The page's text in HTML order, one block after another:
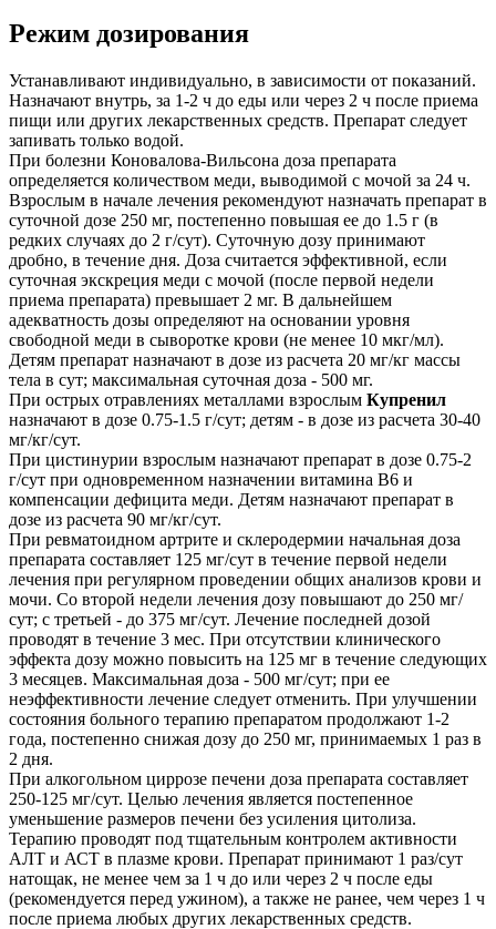
Режим дозирования
Устанавливают индивидуально, в зависимости от показаний.
Назначают внутрь, за 1-2 ч до еды или через 2 ч после приема
пищи или других лекарственных средств. Препарат следует
запивать только водой.
При болезни Коновалова-Вильсона доза препарата
определяется количеством меди, выводимой с мочой за 24 ч.
Взрослым в начале лечения рекомендуют назначать препарат в
суточной дозе 250 мг, постепенно повышая ее до 1.5 г (в
редких случаях до 2 г/сут). Суточную дозу принимают
дробно, в течение дня. Доза считается эффективной, если
суточная экскреция меди с мочой (после первой недели
приема препарата) превышает 2 мг. В дальнейшем
адекватность дозы определяют на основании уровня
свободной меди в сыворотке крови (не менее 10 мкг/мл).
Детям препарат назначают в дозе из расчета 20 мг/кг массы
тела в сут; максимальная суточная доза - 500 мг.
При острых отравлениях металлами взрослым Купренил
назначают в дозе 0.75-1.5 г/сут; детям - в дозе из расчета 30-40
мг/кг/сут.
При цистинурии взрослым назначают препарат в дозе 0.75-2
г/сут при одновременном назначении витамина B6 и
компенсации дефицита меди. Детям назначают препарат в
дозе из расчета 90 мг/кг/сут.
При ревматоидном артрите и склеродермии начальная доза
препарата составляет 125 мг/сут в течение первой недели
лечения при регулярном проведении общих анализов крови и
мочи. Со второй недели лечения дозу повышают до 250 мг/
сут; с третьей - до 375 мг/сут. Лечение последней дозой
проводят в течение 3 мес. При отсутствии клинического
эффекта дозу можно повысить на 125 мг в течение следующих
3 месяцев. Максимальная доза - 500 мг/сут; при ее
неэффективности лечение следует отменить. При улучшении
состояния больного терапию препаратом продолжают 1-2
года, постепенно снижая дозу до 250 мг, принимаемых 1 раз в
2 дня.
При алкогольном циррозе печени доза препарата составляет
250-125 мг/сут. Целью лечения является постепенное
уменьшение размеров печени без усиления цитолиза.
Терапию проводят под тщательным контролем активности
АЛТ и АСТ в плазме крови. Препарат принимают 1 раз/сут
натощак, не менее чем за 1 ч до или через 2 ч после еды
(рекомендуется перед ужином), а также не ранее, чем через 1 ч
после приема любых других лекарственных средств.